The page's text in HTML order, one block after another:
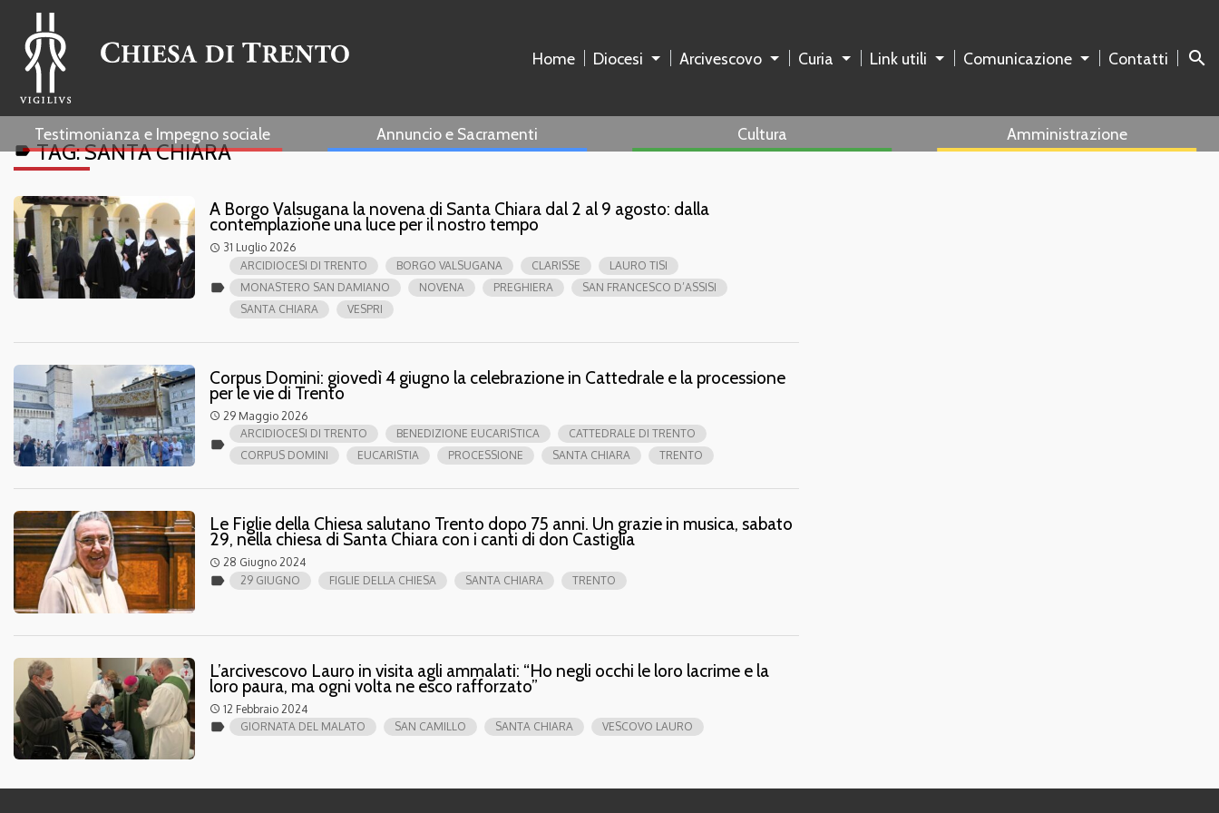
Home Diocesi Arcivescovo Curia Link utili Comunicazione Contatti search
Testimonianza e Impegno sociale Annuncio e Sacramenti Cultura Amministrazione
labelTAG:SANTA CHIARA
A Borgo Valsugana la novena di Santa Chiara dal 2 al 9 agosto: dalla
contemplazione una luce per il nostro tempo
access_time 31 Luglio 2026
label
ARCIDIOCESI DI TRENTO BORGO VALSUGANA CLARISSE
LAURO TISI
MONASTERO SAN DAMIANO
NOVENA PREGHIERA
SAN FRANCESCO D’ASSISI
SANTA CHIARA
VESPRI
Corpus Domini: giovedì 4 giugno la celebrazione in Cattedrale e la processione
per le vie di Trento
access_time 29 Maggio 2026
label
ARCIDIOCESI DI TRENTO BENEDIZIONE EUCARISTICA
CATTEDRALE DI TRENTO
CORPUS DOMINI
EUCARISTIA PROCESSIONE SANTA CHIARA TRENTO
Le Figlie della Chiesa salutano Trento dopo 75 anni. Un grazie in musica, sabato
29, nella chiesa di Santa Chiara con i canti di don Castiglia
access_time 28 Giugno 2024
label 29 GIUGNO FIGLIE DELLA CHIESA SANTA CHIARA TRENTO
L’arcivescovo Lauro in visita agli ammalati: “Ho negli occhi le loro lacrime e la
loro paura, ma ogni volta ne esco rafforzato”
access_time 12 Febbraio 2024
label GIORNATA DEL MALATO SAN CAMILLO SANTA CHIARA VESCOVO LAURO